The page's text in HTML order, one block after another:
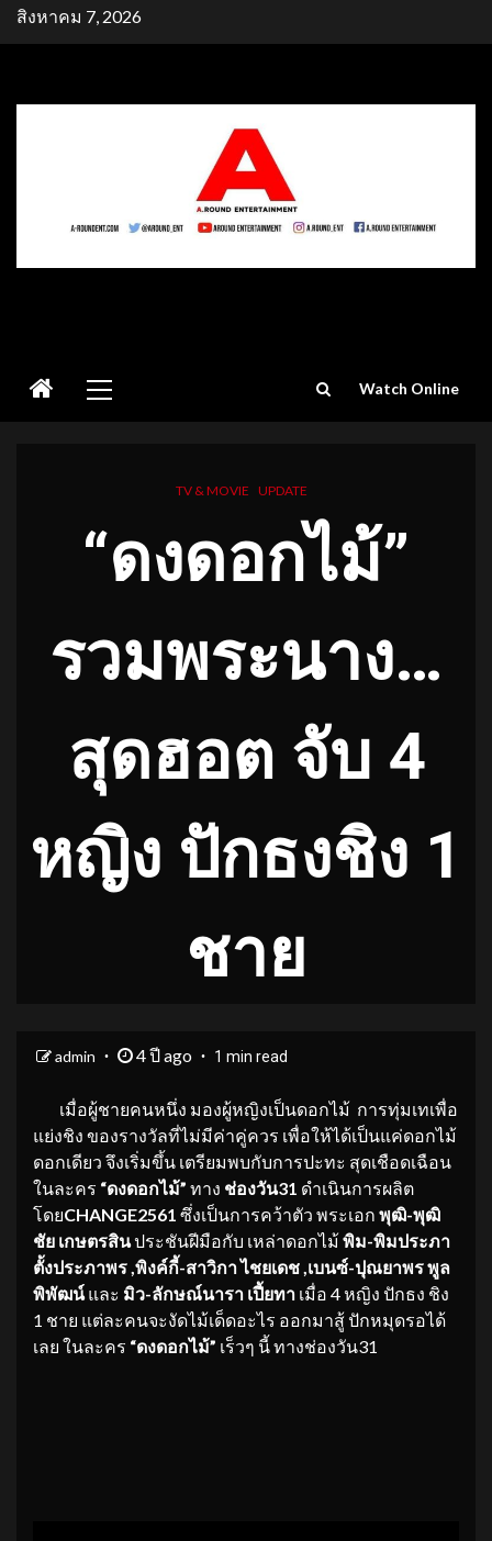
Skipสิงหาคม 7, 2026
Menu
Watch Online
TV & MOVIE UPDATE
“ดงดอกไม้”
รวมพระนาง…
สุดฮอต จับ 4
หญิง ปักธงชิง 1
ชาย
admin 4 ปี ago 1 min read
เมื่อผู้ชายคนหนึ่ง มองผู้หญิงเป็นดอกไม้ การทุ่มเทเพื่อ
แย่งชิง ของรางวัลที่ไม่มีค่าคู่ควร เพื่อให้ได้เป็นแค่ดอกไม้
ดอกเดียว จึงเริ่มขึ้น เตรียมพบกับการปะทะ สุดเชือดเฉือน
ในละคร “ดงดอกไม้” ทาง ช่องวัน31 ดำเนินการผลิต
โดยCHANGE2561 ซึ่งเป็นการคว้าตัว พระเอก พุฒิ-พุฒิ
ชัย เกษตรสินประชันฝีมือกับ เหล่าดอกไม้พิม-พิมประภา
ตั้งประภาพร ,พิงค์กี้-สาวิกา ไชยเดช ,เบนซ์-ปุณยาพร พูล
พิพัฒน์และ มิว-ลักษณ์นารา เปี้ยทา เมื่อ 4 หญิง ปักธง ชิง
1 ชาย แต่ละคนจะงัดไม้เด็ดอะไร ออกมาสู้ ปักหมุดรอได้
เลย ในละคร “ดงดอกไม้” เร็วๆ นี้ ทางช่องวัน31